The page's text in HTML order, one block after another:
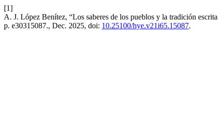
[1]
A. J. López Benítez, “Los saberes de los pueblos y la tradición
p. e30315087., Dec. 2025, doi: 10.25100/hye.v21i65.15087.